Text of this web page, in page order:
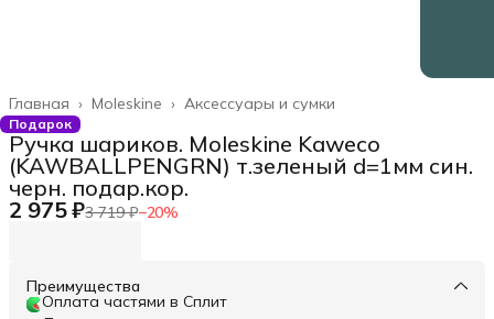
Аксессуары и сумки
Moleskine ›
Главная ›
Подарок
Ручка шариков. Moleskine Kaweco
(KAWBALLPENGRN) т.зеленый d=1мм син.
черн. подар.кор.
2 975 ₽3 719 ₽−20%
Преимущества
Оплата частями в Сплит